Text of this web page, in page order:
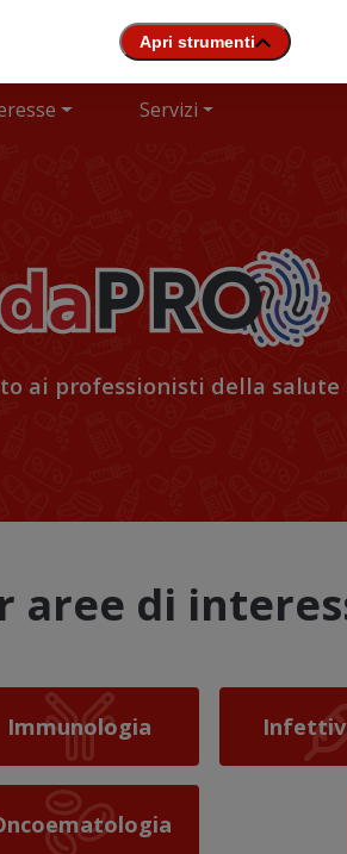
Servizi
ai professionisti della salute
aree di
Immunologia